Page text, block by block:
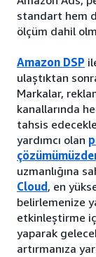
standart hem
ölçüm dahil
Amazon DSP
ulaştıktan
Markalar,
kanallarında
tahsis
yardımcı olan
uzmanlığına
Cloud , en
belirlemenize
etkinleştirme
yaparak
artırmanıza